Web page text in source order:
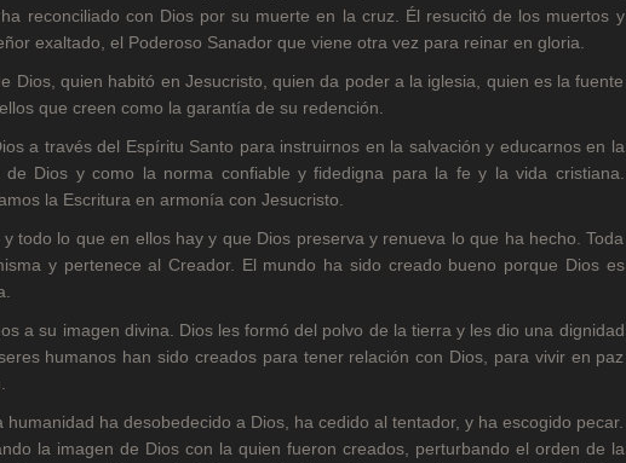
reconciliado con Dios por su muerte en la cruz. Él resucitó de los muertos y
exaltado, el Poderoso Sanador que viene otra vez para reinar en gloria.
Dios, quien habitó en Jesucristo, quien da poder a la iglesia, quien es la fuente
que creen como la garantía de su redención.
a través del Espíritu Santo para instruirnos en la salvación y educarnos en la
de Dios y como la norma confiable y fidedigna para la fe y la vida cristiana.
la Escritura en armonía con Jesucristo.
todo lo que en ellos hay y que Dios preserva y renueva lo que ha hecho. Toda
y pertenece al Creador. El mundo ha sido creado bueno porque Dios es
a su imagen divina. Dios les formó del polvo de la tierra y les dio una dignidad
humanos han sido creados para tener relación con Dios, para vivir en paz
ha desobedecido a Dios, ha cedido al tentador, y ha escogido pecar.
la imagen de Dios con la quien fueron creados, perturbando el orden de la